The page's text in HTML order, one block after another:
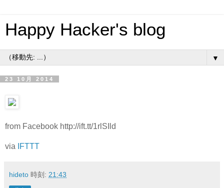
Happy Hacker's blog
▼
23 10月 2014
from Facebook http://ift.tt/1rlSIld
via IFTTT
hideto 時刻: 21:43